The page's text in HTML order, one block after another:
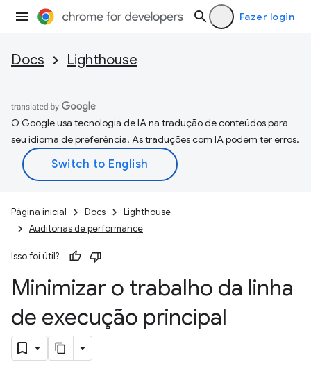
Fazer login
Docs Lighthouse
O Google usa tecnologia de IA na tradução de conteúdos para
seu idioma de preferência. As traduções com IA podem ter erros.
Página inicial Docs
Lighthouse
Auditorias de performance
Isso foi útil?
Minimizar o trabalho da linha
de execução principal